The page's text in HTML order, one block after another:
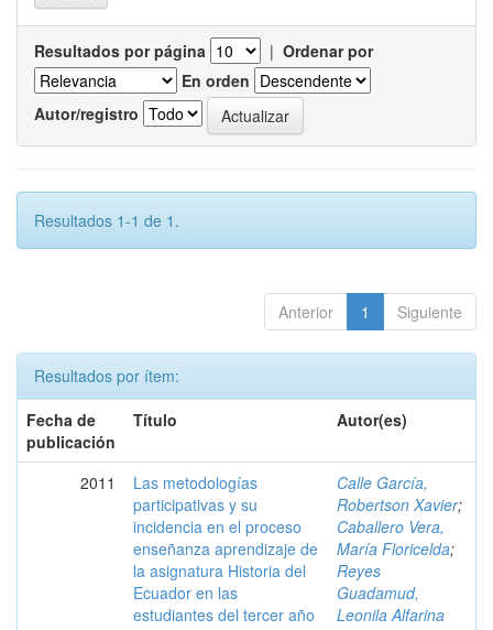
Resultados por página | Ordenar por
En orden
Autor/registro
Resultados 1-1 de 1.
Anterior 1 Siguiente
Resultados por ítem:
Fecha de
publicación
Título Autor(es)
2011
Las metodologías
participativas y su
incidencia en el proceso
enseñanza aprendizaje de
la asignatura Historia del
Ecuador en las
estudiantes del tercer año
Calle García,
Robertson Xavier;
Caballero Vera,
María Floricelda;
Reyes
Guadamud,
Leonila Alfarina